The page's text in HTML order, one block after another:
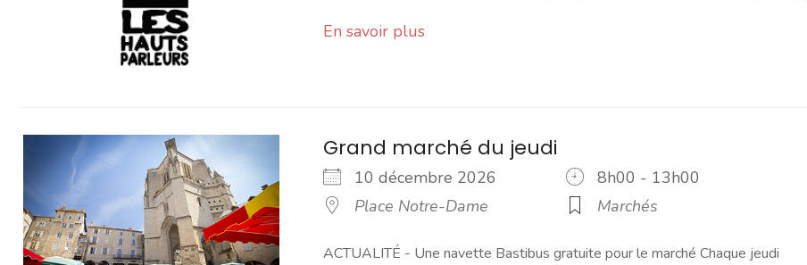
En savoir plus
Grand marché du jeudi
10 décembre 2026
8h00 - 13h00
Place Notre-Dame
Marchés
ACTUALITÉ - Une navette Bastibus gratuite pour le marché Chaque jeudi